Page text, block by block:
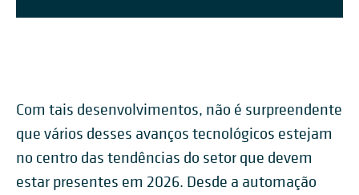
Com tais desenvolvimentos, não é surpreendente
que vários desses avanços tecnológicos estejam
no centro das tendências do setor que devem
estar presentes em 2026. Desde a automação